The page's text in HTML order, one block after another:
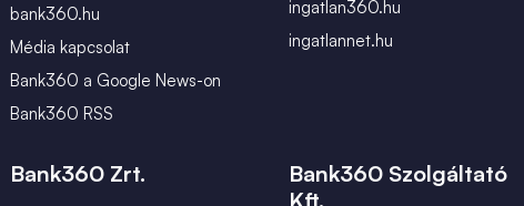
bank360.hu
Média kapcsolat
Bank360 a Google News-on
Bank360 RSS
ingatlan360.hu
ingatlannet.hu
Bank360 Zrt.
Bank360 Szolgáltató
Kft.